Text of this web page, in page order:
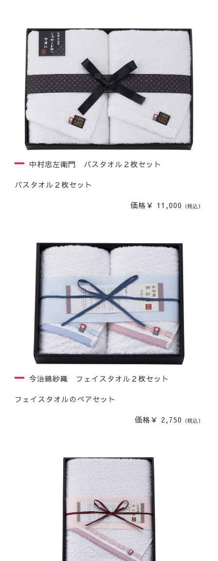
中村忠左衛門 バスタオル２枚セット
バスタオル２枚セット
価格￥ 11,000 （税込）
今治綿紗織 フェイスタオル２枚セット
フェイスタオルのペアセット
価格￥ 2,750 （税込）